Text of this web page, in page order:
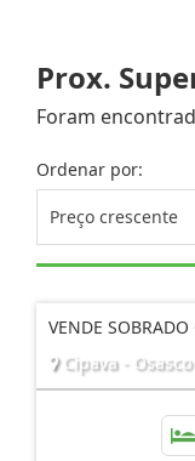
Prox.
Foram
Ordenar por:
Preço crescente
VENDE SOBRADO
Cipava - Osasco